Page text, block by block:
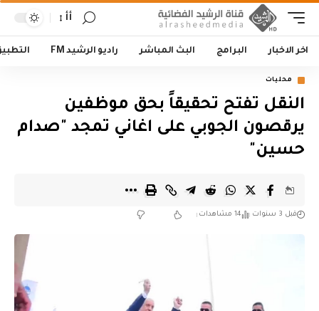
أأ
اخر الاخبار البرامج البث المباشر راديو الرشيد FM
محليات
النقل تفتح تحقيقاً بحق موظفين
يرقصون الجوبي على اغاني تمجد "صدام
حسين"
قبل 3 سنوات 14 مشاهدات